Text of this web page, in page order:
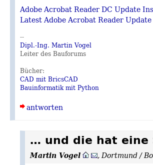
Adobe Acrobat Reader DC Update
Latest Adobe Acrobat Reader
--
Dipl.-Ing. Martin Vogel
Leiter des Bauforums
Bücher:
CAD mit BricsCAD
Bauinformatik mit Python
antworten
… und die hat eine
Martin Vogel ,Dortmund /